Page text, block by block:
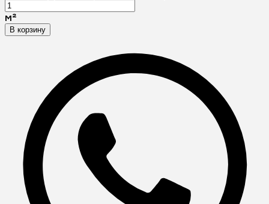
м²
В корзину